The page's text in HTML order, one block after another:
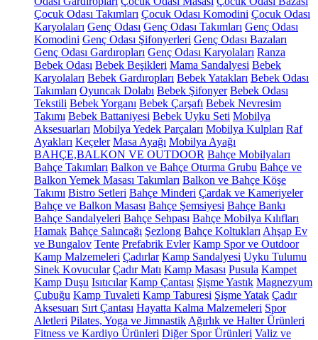
Çocuk Odası Takımları Çocuk Odası Komodini Çocuk Odası
Karyolaları Genç Odası Genç Odası Takımları Genç Odası
Komodini Genç Odası Şifonyerleri Genç Odası Bazaları
Genç Odası Gardıropları Genç Odası Karyolaları Ranza
Bebek Odası Bebek Beşikleri Mama Sandalyesi Bebek
Karyolaları Bebek Gardıropları Bebek Yatakları Bebek Odası
Takımları Oyuncak Dolabı Bebek Şifonyer Bebek Odası
Tekstili Bebek Yorganı Bebek Çarşafı Bebek Nevresim
Takımı Bebek Battaniyesi Bebek Uyku Seti Mobilya
Aksesuarları Mobilya Yedek Parçaları Mobilya Kulpları Raf
Ayakları Keçeler Masa Ayağı Mobilya Ayağı
BAHÇE,BALKON VE OUTDOOR Bahçe Mobilyaları
Bahçe Takımları Balkon ve Bahçe Oturma Grubu Bahçe ve
Balkon Yemek Masası Takımları Balkon ve Bahçe Köşe
Takımı Bistro Setleri Bahçe Minderi Çardak ve Kameriyeler
Bahçe ve Balkon Masası Bahçe Şemsiyesi Bahçe Bankı
Bahçe Sandalyeleri Bahçe Sehpası Bahçe Mobilya Kılıfları
Hamak Bahçe Salıncağı Şezlong Bahçe Koltukları Ahşap Ev
ve Bungalov Tente Prefabrik Evler Kamp Spor ve Outdoor
Kamp Malzemeleri Çadırlar Kamp Sandalyesi Uyku Tulumu
Sinek Kovucular Çadır Matı Kamp Masası Pusula Kampet
Kamp Duşu Isıtıcılar Kamp Çantası Şişme Yastık Magnezyum
Çubuğu Kamp Tuvaleti Kamp Taburesi Şişme Yatak Çadır
Aksesuarı Sırt Çantası Hayatta Kalma Malzemeleri Spor
Aletleri Pilates, Yoga ve Jimnastik Ağırlık ve Halter Ürünleri
Fitness ve Kardiyo Ürünleri Diğer Spor Ürünleri Valiz ve